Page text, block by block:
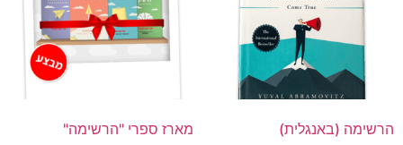
הרשימה (באנגלית) מארז ספרי "הרשימה"